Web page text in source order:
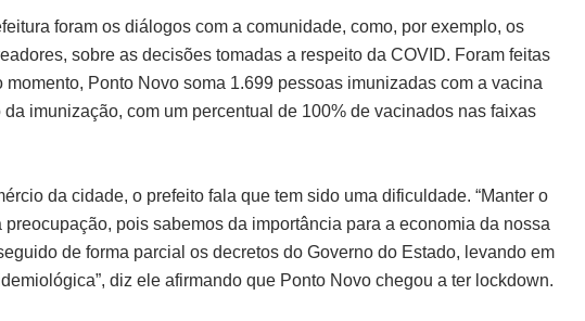
foram os diálogos com a comunidade, como, por exemplo, os
sobre as decisões tomadas a respeito da COVID. Foram feitas
Ponto Novo soma 1.699 pessoas imunizadas com a vacina
imunização, com um percentual de 100% de vacinados nas faixas
da cidade, o prefeito fala que tem sido uma dificuldade. “Manter o
pois sabemos da importância para a economia da nossa
de forma parcial os decretos do Governo do Estado, levando em
diz ele afirmando que Ponto Novo chegou a ter lockdown.